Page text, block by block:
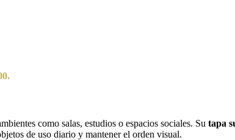
como salas, estudios o espacios sociales. Su tapa
de uso diario y mantener el orden visual.